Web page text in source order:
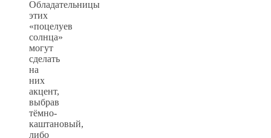
Обладательницы
этих
«поцелуев
солнца»
могут
сделать
на
них
акцент,
выбрав
тёмно-
каштановый,
либо